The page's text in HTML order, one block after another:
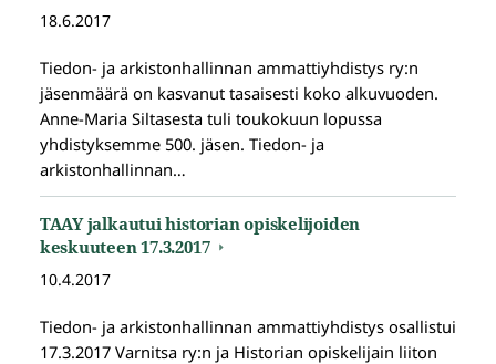
18.6.2017
Tiedon- ja arkistonhallinnan ammattiyhdistys ry:n
jäsenmäärä on kasvanut tasaisesti koko alkuvuoden.
Anne-Maria Siltasesta tuli toukokuun lopussa
yhdistyksemme 500. jäsen. Tiedon- ja
arkistonhallinnan…
TAAY jalkautui historian opiskelijoiden
keskuuteen 17.3.2017
10.4.2017
Tiedon- ja arkistonhallinnan ammattiyhdistys osallistui
17.3.2017 Varnitsa ry:n ja Historian opiskelijain liiton